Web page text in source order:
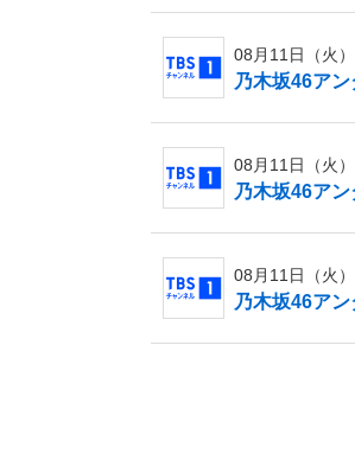
08月11日（火
乃木坂46ア
08月11日（火
乃木坂46ア
08月11日（火
乃木坂46ア